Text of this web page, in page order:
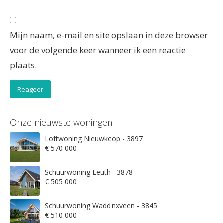
Mijn naam, e-mail en site opslaan in deze browser
voor de volgende keer wanneer ik een reactie
plaats.
Onze nieuwste woningen
Loftwoning Nieuwkoop - 3897
€ 570 000
Schuurwoning Leuth - 3878
€ 505 000
Schuurwoning Waddinxveen - 3845
€ 510 000